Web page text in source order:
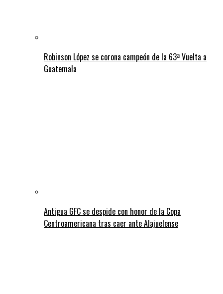
Robinson López se corona campeón de la 63ª Vuelta a
Guatemala
Antigua GFC se despide con honor de la Copa
Centroamericana tras caer ante Alajuelense